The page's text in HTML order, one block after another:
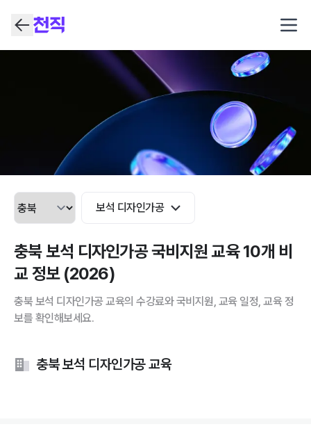
보석 디자인가공
충북 보석 디자인가공 국비지원 교육 10개 비
교 정보 (2026)
충북 보석 디자인가공 교육의 수강료와 국비지원, 교육 일정, 교육 정
보를 확인해보세요.
충북 보석 디자인가공 교육